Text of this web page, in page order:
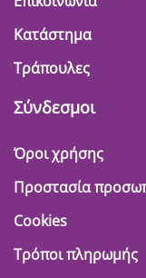
Κατάστημα
Τράπουλες
Σύνδεσμοι
Όροι χρήσης
Προστασία
Cookies
Τρόποι πληρωμής